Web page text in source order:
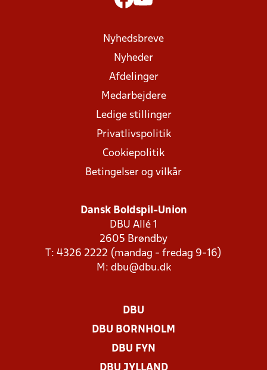
Nyhedsbreve
Nyheder
Afdelinger
Medarbejdere
Ledige stillinger
Privatlivspolitik
Cookiepolitik
Betingelser og vilkår
Dansk Boldspil-Union
DBU Allé 1
2605 Brøndby
T: 4326 2222 (mandag - fredag 9-16)
M: dbu@dbu.dk
DBU
DBU BORNHOLM
DBU FYN